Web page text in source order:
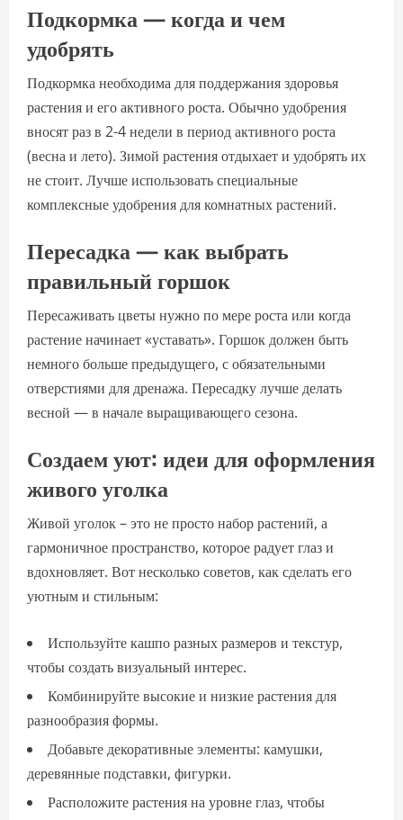
Подкормка — когда и чем
удобрять
Подкормка необходима для поддержания здоровья
растения и его активного роста. Обычно удобрения
вносят раз в 2-4 недели в период активного роста
(весна и лето). Зимой растения отдыхает и удобрять их
не стоит. Лучше использовать специальные
комплексные удобрения для комнатных растений.
Пересадка — как выбрать
правильный горшок
Пересаживать цветы нужно по мере роста или когда
растение начинает «уставать». Горшок должен быть
немного больше предыдущего, с обязательными
отверстиями для дренажа. Пересадку лучше делать
весной — в начале выращивающего сезона.
Создаем уют: идеи для оформления
живого уголка
Живой уголок – это не просто набор растений, а
гармоничное пространство, которое радует глаз и
вдохновляет. Вот несколько советов, как сделать его
уютным и стильным:
Используйте кашпо разных размеров и текстур,
чтобы создать визуальный интерес.
Комбинируйте высокие и низкие растения для
разнообразия формы.
Добавьте декоративные элементы: камушки,
деревянные подставки, фигурки.
Расположите растения на уровне глаз, чтобы